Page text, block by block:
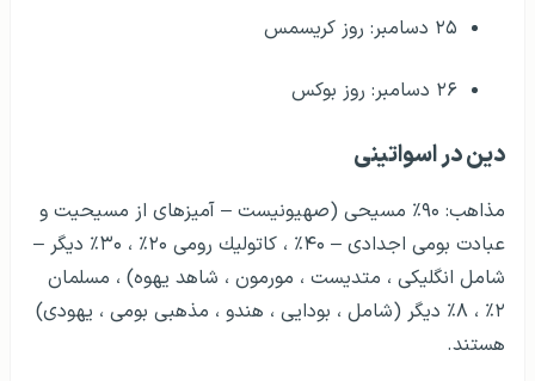
۲۵ دسامبر: روز کریسمس
۲۶ دسامبر: روز بوکس
دین در اسواتینی
مذاهب: ۹۰٪ مسیحی (صهیونیست – آمیزه­ای از مسیحیت و
عبادت بومی اجدادی – ۴۰٪ ، كاتولیك رومی ۲۰٪ ، ۳۰٪ دیگر –
شامل انگلیكی ، متدیست ، مورمون ، شاهد یهوه) ، مسلمان
۲٪ ، ۸٪ دیگر (شامل ، بودایی ، هندو ، مذهبی بومی ، یهودی)
هستند.